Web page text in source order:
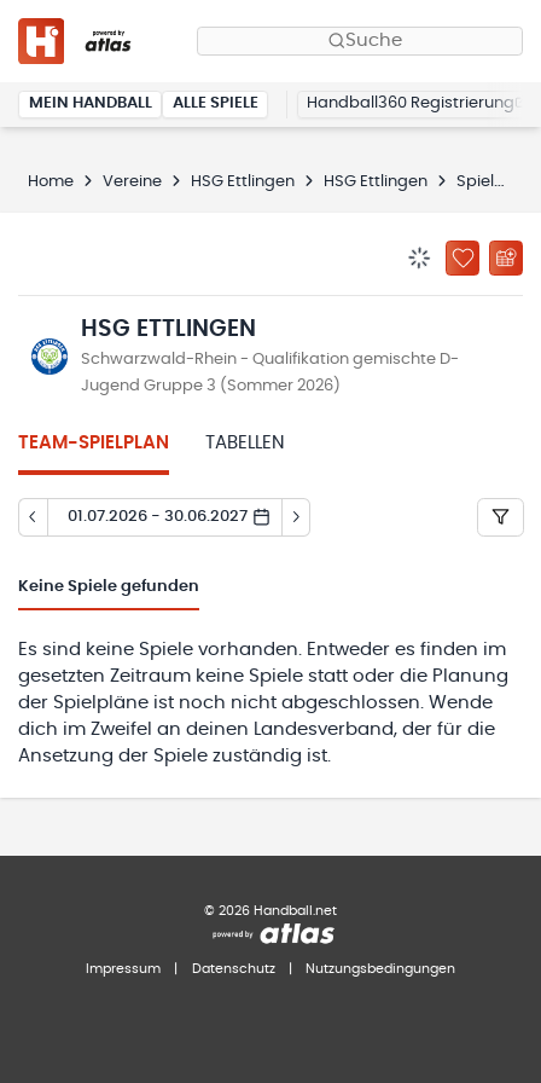
Suche
MEIN HANDBALL ALLE SPIELE Handball360 Registrierung
Home Vereine HSG Ettlingen HSG Ettlingen Spielplan
ZU
HSG ETTLINGEN
Schwarzwald-Rhein - Qualifikation gemischte D-
Jugend Gruppe 3 (Sommer 2026)
TEAM-SPIELPLAN TABELLEN
01.07.2026 - 30.06.2027
Keine Spiele gefunden
Es sind keine Spiele vorhanden. Entweder es finden im
gesetzten Zeitraum keine Spiele statt oder die Planung
der Spielpläne ist noch nicht abgeschlossen. Wende
dich im Zweifel an deinen Landesverband, der für die
Ansetzung der Spiele zuständig ist.
© 2026 Handball.net
Impressum Datenschutz Nutzungsbedingungen